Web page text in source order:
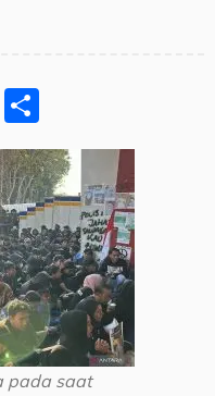
Email
pada saat